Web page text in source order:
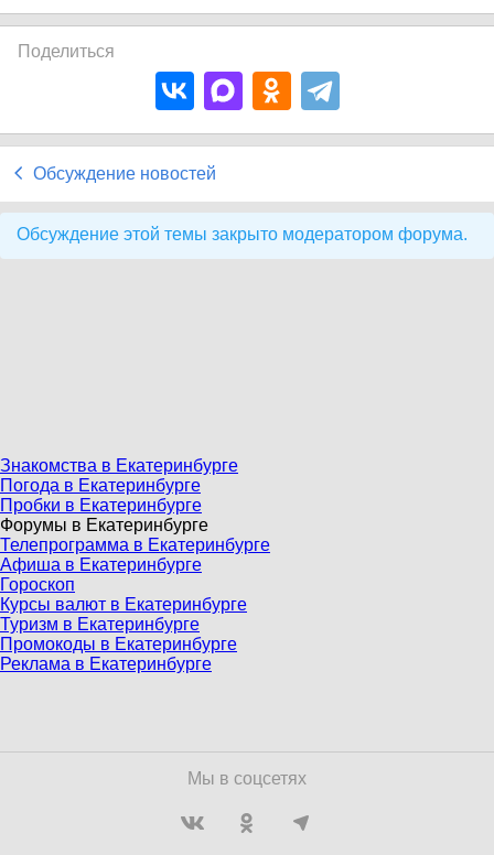
Поделиться
Обсуждение новостей
Обсуждение этой темы закрыто модератором форума.
Знакомства в Екатеринбурге
Погода в Екатеринбурге
Пробки в Екатеринбурге
Форумы в Екатеринбурге
Телепрограмма в Екатеринбурге
Афиша в Екатеринбурге
Гороскоп
Курсы валют в Екатеринбурге
Туризм в Екатеринбурге
Промокоды в Екатеринбурге
Реклама в Екатеринбурге
Мы в соцсетях